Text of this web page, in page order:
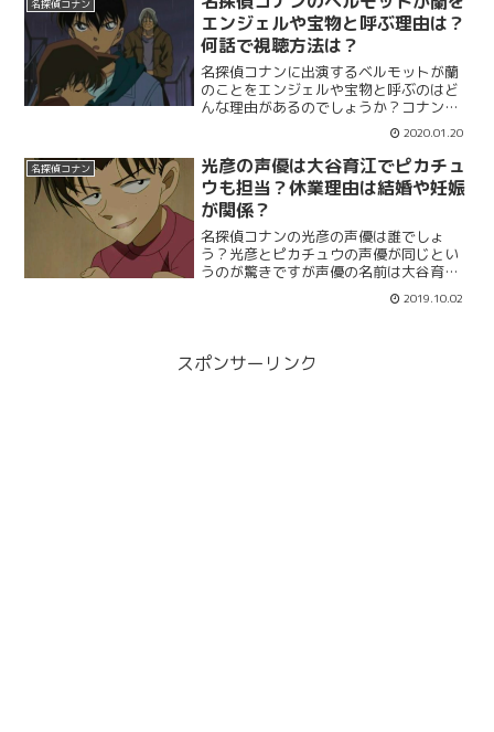
登場するのかまとめて紹...
名探偵コナン
エンジェルや宝物と呼ぶ理由は？
何話で視聴方法は？
名探偵コナンに出演するベルモットが蘭
のことをエンジェルや宝物と呼ぶのはど
んな理由があるのでしょうか？コナンに
出演するベルモットは黒の組織のメンバ
ーですが蘭の味方のような立場です。エ
ンジェルや宝物と呼ぶ理由や何話で言っ
ているのかさらに視聴方法をまとめてい
きます。
2020.01.20
名探偵コナン
光彦の声優は大谷育江でピカチュ
ウも担当？休業理由は結婚や妊娠
が関係？
名探偵コナンの光彦の声優は誰でしょ
う？光彦とピカチュウの声優が同じとい
うのが驚きですが声優の名前は大谷育江
さんという方です。大谷育江さんは他に
ワンピースのチョッパーの声優も担当し
べてみました。
2019.10.02
スポンサーリンク